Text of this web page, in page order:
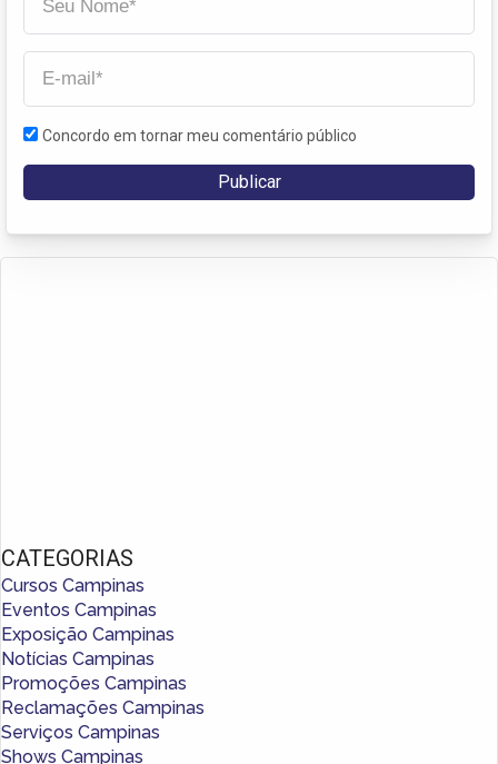
Concordo em tornar meu comentário público
CATEGORIAS
Cursos Campinas
Eventos Campinas
Exposição Campinas
Notícias Campinas
Promoções Campinas
Reclamações Campinas
Serviços Campinas
Shows Campinas